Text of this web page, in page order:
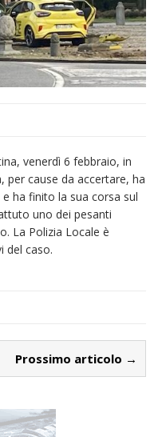
a Vercelli
Marco Arnolfo
venerdì 6 febbraio, in
per cause da accertare, ha
ha finito la sua corsa sul
uno dei pesanti
La Polizia Locale è
del caso.
Prossimo articolo →